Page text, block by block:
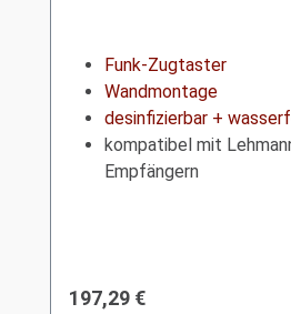
Funk-Zugtaster
Wandmontage
desinfizierbar +
kompatibel mit
Empfängern
Regulärer Preis:
197,29 €